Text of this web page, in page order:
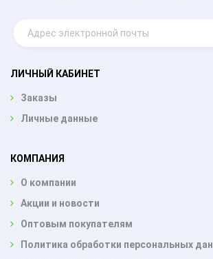
ЛИЧНЫЙ КАБИНЕТ
Заказы
Личные данные
КОМПАНИЯ
О компании
Акции и новости
Оптовым покупателям
Политика обработки персональных